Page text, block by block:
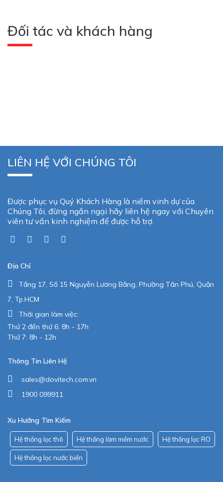
Đối tác và khách hàng
LIÊN HỆ VỚI CHÚNG TÔI
Được phục vụ Quý Khách Hàng là niềm vinh dự của
Chúng Tôi, đừng ngần ngại hãy liên hệ ngay với Chuyên
viên tư vấn kinh nghiệm để được hỗ trợ.
Địa Chỉ
Tầng 17, Số 15 Nguyễn Lương Bằng, Phường Tân Phú, Quận
7, Tp.HCM
Thời gian làm việc:
Thứ 2 đến thứ 6: 8h - 17h
Thứ 7: 8h - 12h
Thông Tin Liên Hệ
sales@dovitech.com.vn
1900 099911
Xu Hướng Tìm Kiếm
Hệ thống lọc thô Hệ thống làm mềm nước Hệ thống lọc RO
Hệ thống lọc nước biển